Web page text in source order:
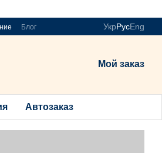
Блог
УкрРусEng
Мой заказ
Автозаказ